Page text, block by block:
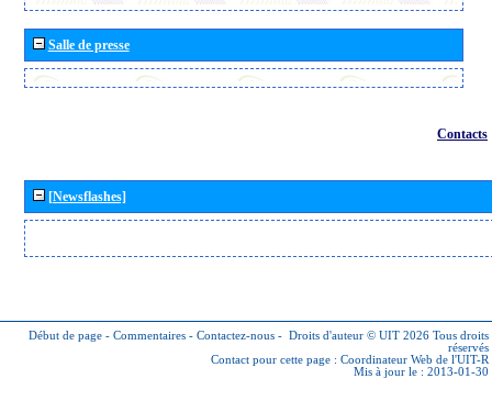
Salle de presse
Contacts
[Newsflashes]
Début de page - Commentaires - Contactez-nous - Droits d'auteur © UIT 2026 Tous droits
réservés
Contact pour cette page : Coordinateur Web de l'UIT-R
Mis à jour le : 2013-01-30